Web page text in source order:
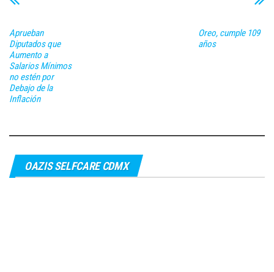
Aprueban
Diputados que
Aumento a
Salarios Mínimos
no estén por
Debajo de la
Inflación
Oreo, cumple 109
años
OAZIS SELFCARE CDMX